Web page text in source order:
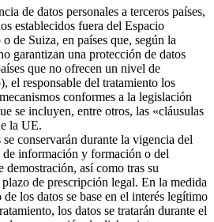
de datos personales a terceros países,
establecidos fuera del Espacio
de Suiza, en países que, según la
garantizan una protección de datos
que no ofrecen un nivel de
el responsable del tratamiento los
conformes a la legislación
se incluyen, entre otros, las «cláusulas
la UE.
se conservarán durante la vigencia del
de información y formación o del
demostración, así como tras su
de prescripción legal. En la medida
los datos se base en el interés legítimo
los datos se tratarán durante el